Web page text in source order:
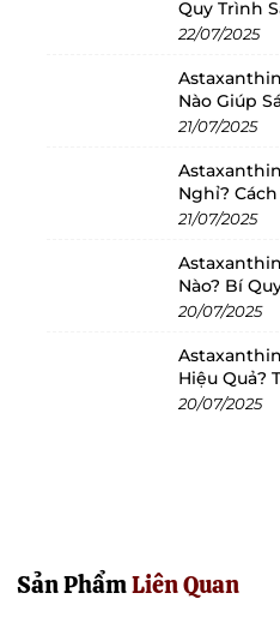
Quy Trình
Châu Âu
22/07/2025
Nào Giúp
Sánh 2025]
21/07/2025
Nghỉ?
Quả Nhất
21/07/2025
Nào? Bí
Bào
20/07/2025
Hiệu Quả?
Cách Dùng
20/07/2025
Sản PhẩmLiên Quan